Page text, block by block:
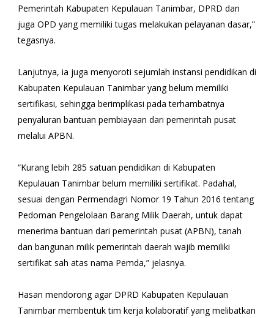
Pemerintah Kabupaten Kepulauan Tanimbar, DPRD dan
juga OPD yang memiliki tugas melakukan pelayanan dasar,”
tegasnya.
Lanjutnya, ia juga menyoroti sejumlah instansi pendidikan di
Kabupaten Kepulauan Tanimbar yang belum memiliki
sertifikasi, sehingga berimplikasi pada terhambatnya
penyaluran bantuan pembiayaan dari pemerintah pusat
melalui APBN.
“Kurang lebih 285 satuan pendidikan di Kabupaten
Kepulauan Tanimbar belum memiliki sertifikat. Padahal,
sesuai dengan Permendagri Nomor 19 Tahun 2016 tentang
Pedoman Pengelolaan Barang Milik Daerah, untuk dapat
menerima bantuan dari pemerintah pusat (APBN), tanah
dan bangunan milik pemerintah daerah wajib memiliki
sertifikat sah atas nama Pemda,” jelasnya.
Hasan mendorong agar DPRD Kabupaten Kepulauan
Tanimbar membentuk tim kerja kolaboratif yang melibatkan